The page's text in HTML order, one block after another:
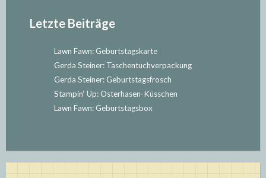
Letzte Beiträge
Lawn Fawn: Geburtstagskarte
Gerda Steiner: Taschentuchverpackung
Gerda Steiner: Geburtstagsfrosch
Stampin‘ Up: Osterhasen-Küsschen
Lawn Fawn: Geburtstagsbox